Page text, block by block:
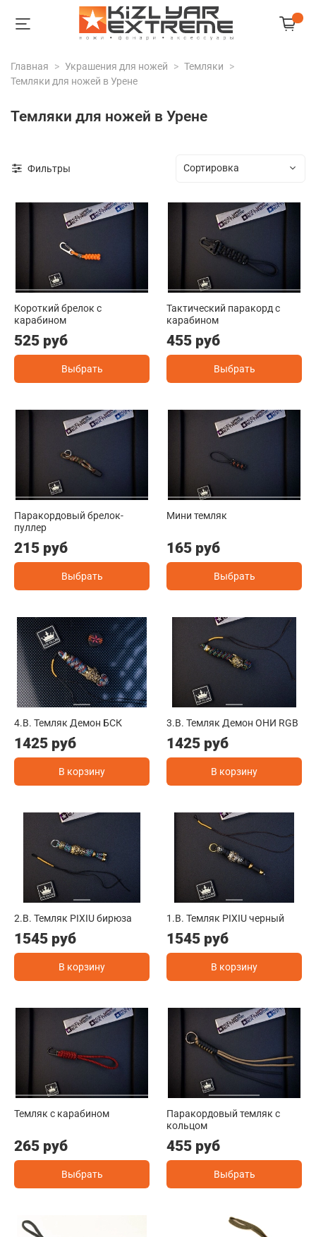
Главная Украшения для ножей
Темляки
Темляки для ножей в Урене
Темляки для ножей в Урене
Фильтры
Короткий брелок с
карабином
525 руб
Выбрать
Тактический паракорд с
карабином
455 руб
Выбрать
Паракордовый брелок-
пуллер
215 руб
Выбрать
Мини темляк
165 руб
Выбрать
4.B. Темляк Демон БСК
1425 руб
В корзину
3.B. Темляк Демон ОНИ RGB
1425 руб
В корзину
2.B. Темляк PIXIU бирюза
1545 руб
В корзину
1.B. Темляк PIXIU черный
1545 руб
В корзину
Темляк с карабином
265 руб
Выбрать
Паракордовый темляк с
кольцом
455 руб
Выбрать